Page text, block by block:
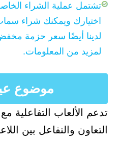
تشتمل عملية الشراء
اختيارك ويمكنك شراء
لدينا أيضًا سعر حزمة
لمزيد من المعلومات.
موضوع
تدعم الألعاب التفاعلية
التعاون والتفاعل بين